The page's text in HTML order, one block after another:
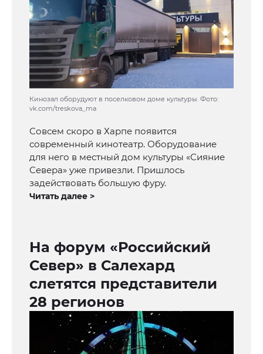
Кинозал оборудуют в поселковом доме культуры. Фото:
vk.com/treskova_ma
Совсем скоро в Харпе появится
современный кинотеатр. Оборудование
для него в местный дом культуры «Сияние
Севера» уже привезли. Пришлось
задействовать большую фуру.
Читать далее >
На форум «Российский
Север» в Салехард
слетятся представители
28 регионов